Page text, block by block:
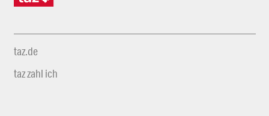
taz.de
taz zahl ich